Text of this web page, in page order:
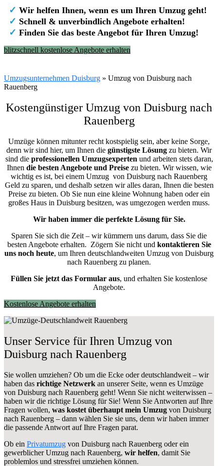
✓ Wir helfen Ihnen, wenn es um Ihren Umzug geht!
✓ Schnell & unverbindlich Angebote erhalten!
✓ Finden Sie das beste Angebot für Ihren Umzug!
blitzschnell kostenlose Angebote erhalten
Umzugsunternehmen Duisburg » Umzug von Duisburg nach
Rauenberg
Kostengünstiger Umzug von Duisburg nach
Rauenberg
Umzüge können mitunter recht kostspielig sein, aber keine Sorge,
denn wir sind hier, um Ihnen die günstigste Lösung zu bieten. Wir
sind die professionellen Umzugsexperten und arbeiten stets daran,
Ihnen die besten Angebote und Preisezu bieten. Wir wissen, wie
wichtig es ist, bei einem Umzug von Duisburg nach Rauenberg
Geld zu sparen, und deshalb setzen wir alles daran, Ihnen die besten
Preise zu bieten. Ob Sie nun eine kleine Wohnung haben oder ein
großes Haus in Duisburg besitzen, was umgezogen werden muss.
Wir haben immer die perfekte Lösung für Sie.
Sparen Sie sich die Zeit – wir kümmern uns darum, dass Sie die
besten Angebote erhalten. Zögern Sie nicht und kontaktieren Sie
uns noch heute, um Ihren deutschlandweiten Umzug von Duisburg
nach Rauenberg zu planen.
Füllen Sie jetzt das Formular aus, und erhalten Sie kostenlose
Angebote.
Kostenlose Angebote erhalten
Unser Service für Ihren Umzug von
Duisburg nach Rauenberg
Sie wollen umziehen? Ob um die Ecke oder deutschlandweit – wir
haben das richtige Netzwerk an unserer Seite, wenn es Umzüge
von Duisburg nach Rauenberg geht! Wenn Sie nicht weiterwissen –
haben wir die richtige Lösung für Sie! Wenn Sie Antworten auf Ihre
Fragen wollen, was kostet überhaupt mein Umzug von Duisburg
nach Rauenberg – dann wählen Sie sie uns, denn wir haben immer
die passende Antwort auf Ihre Fragen parat.
Ob ein Privatumzug von Duisburg nach Rauenberg oder ein
gewerblicher Umzug nach Rauenberg, wir helfen, damit Sie
problemlos und stressfrei umziehen können.